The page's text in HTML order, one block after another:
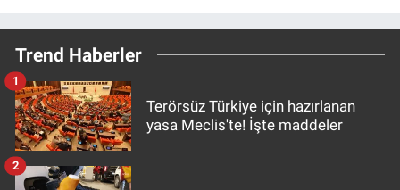
Trend Haberler
Terörsüz Türkiye için hazırlanan
yasa Meclis'te! İşte maddeler
1
2